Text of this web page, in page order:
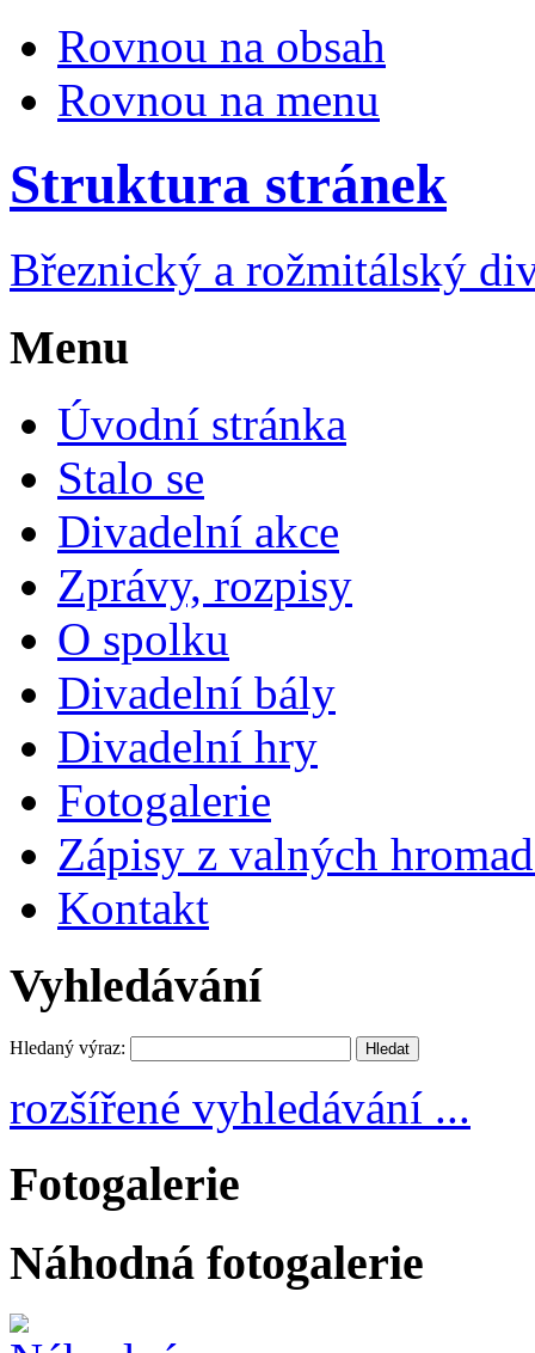
Rovnou na obsah
Rovnou na menu
Struktura stránek
Březnický a rožmitálský
Menu
Úvodní stránka
Stalo se
Divadelní akce
Zprávy, rozpisy
O spolku
Divadelní bály
Divadelní hry
Fotogalerie
Zápisy z valných
Kontakt
Vyhledávání
Hledaný výraz:
rozšířené vyhledávání ...
Fotogalerie
Náhodná fotogalerie